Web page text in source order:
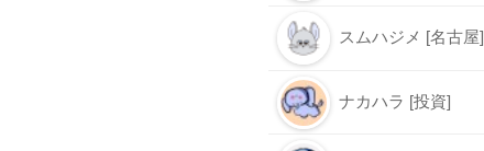
スムハジメ [名古屋]
ナカハラ [投資]